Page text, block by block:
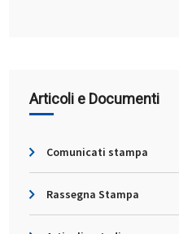
Articoli e Documenti
Comunicati stampa
Rassegna Stampa